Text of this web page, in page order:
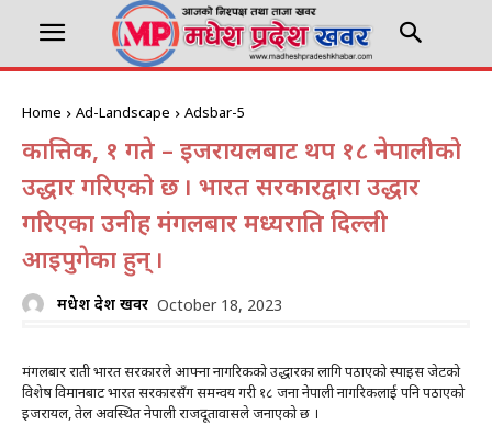
Home Ad-Landscape Adsbar-5
कात्तिक, १ गते – इजरायलबाट थप १८ नेपालीको
उद्धार गरिएको छ । भारत सरकारद्वारा उद्धार
गरिएका उनीहरू मंगलबार मध्यराति दिल्ली
आइपुगेका हुन् ।
मधेश प्रदेश खवर October 18, 2023
मंगलबार राती भारत सरकारले आफ्ना नागरिकको उद्धारका लागि पठाएको स्पाइस जेटको
विशेष विमानबाट भारत सरकारसँग समन्वय गरी १८ जना नेपाली नागरिकलाई पनि पठाएको
इजरायल, तेल अवस्थित नेपाली राजदूतावासले जनाएको छ ।